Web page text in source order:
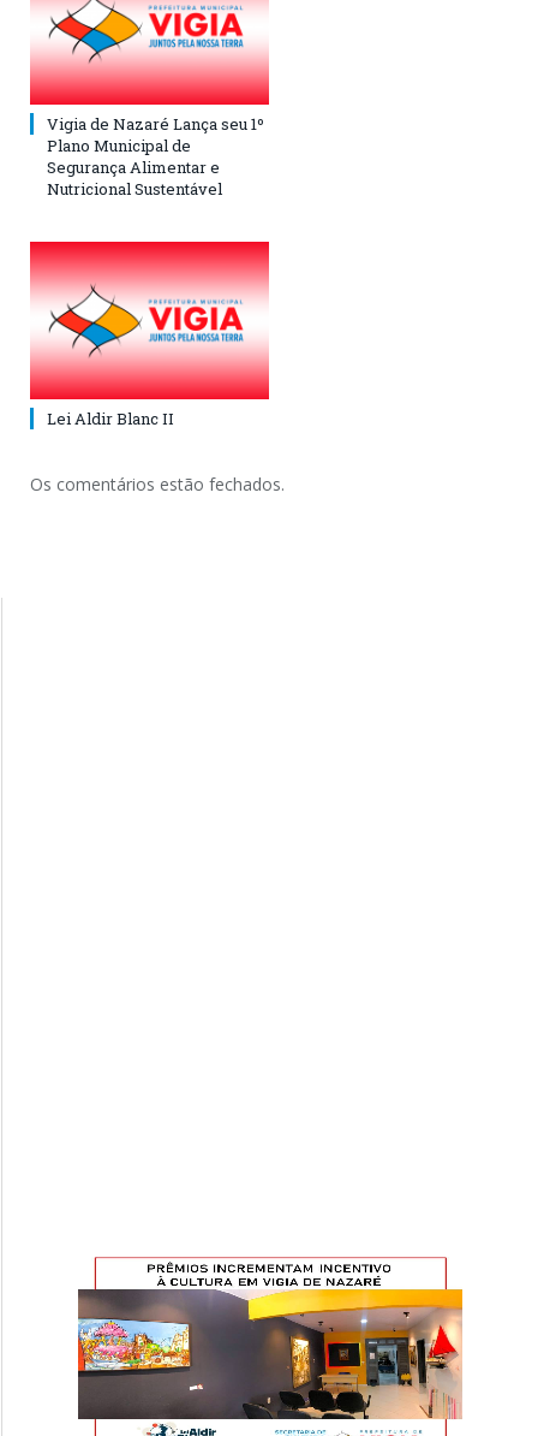
Vigia de Nazaré Lança seu 1º
Plano Municipal de
Segurança Alimentar e
Nutricional Sustentável
Lei Aldir Blanc II
Os comentários estão fechados.